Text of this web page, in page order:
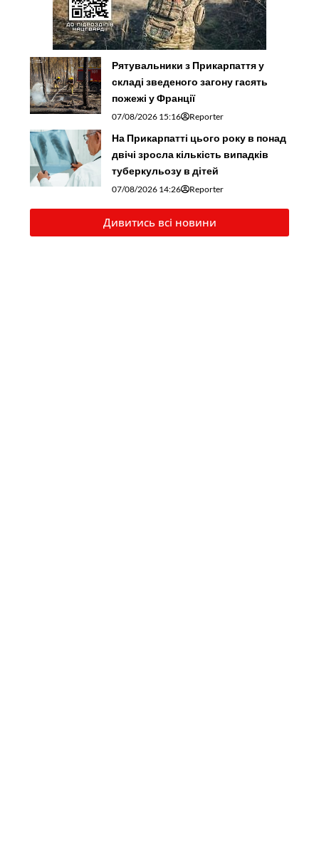
Рятувальники з Прикарпаття у
складі зведеного загону гасять
пожежі у Франції
07/08/2026 15:16 Reporter
На Прикарпатті цього року в понад
двічі зросла кількість випадків
туберкульозу в дітей
07/08/2026 14:26 Reporter
Дивитись всі новини